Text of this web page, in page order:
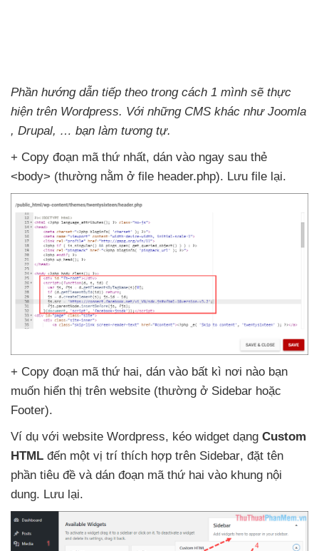
Phần hướng dẫn tiếp theo trong cách 1 mình sẽ thực
hiện trên Wordpress. Với những CMS khác như Joomla
, Drupal, … bạn làm tương tự.
+ Copy đoạn mã thứ nhất, dán vào ngay sau thẻ
<body> (thường nằm ở file header.php). Lưu file lại.
+ Copy đoạn mã thứ hai, dán vào bất kì nơi nào bạn
muốn hiển thị trên website (thường ở Sidebar hoặc
Footer).
Ví dụ với website Wordpress, kéo widget dạng Custom
HTML đến một vị trí thích hợp trên Sidebar, đặt tên
phần tiêu đề và dán đoạn mã thứ hai vào khung nội
dung. Lưu lại.